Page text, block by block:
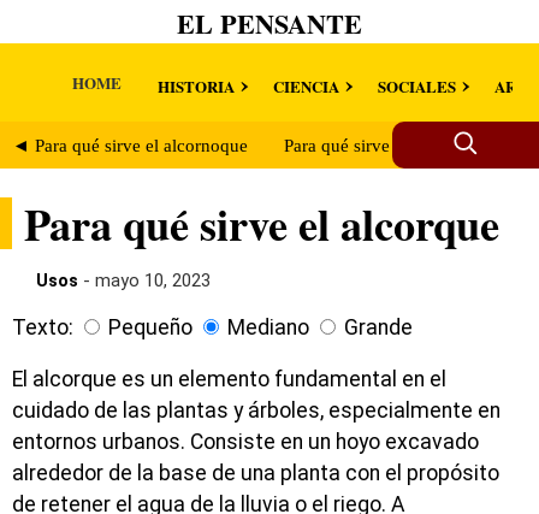
EL PENSANTE
HOME HISTORIA CIENCIA SOCIALES
◄ Para qué sirve el alcornoque Para qué sirve la alcorza ►
Para qué sirve el alcorque
Usos - mayo 10, 2023
Texto: Pequeño Mediano Grande
El alcorque es un elemento fundamental en el
cuidado de las plantas y árboles, especialmente en
entornos urbanos. Consiste en un hoyo excavado
alrededor de la base de una planta con el propósito
de retener el agua de la lluvia o el riego. A